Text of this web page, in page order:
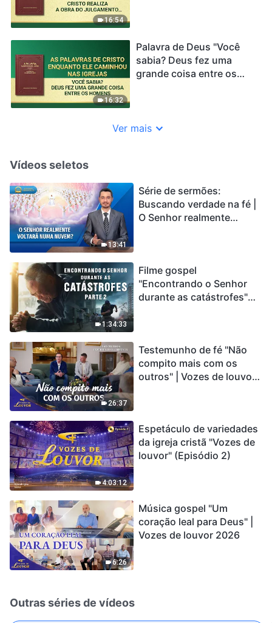
16:54
16:32
Palavra de Deus "Você
sabia? Deus fez uma
grande coisa entre os
Ver mais
Vídeos seletos
13:41
Série de sermões:
Buscando verdade na fé |
O Senhor realmente
1:34:33
Filme gospel
"Encontrando o Senhor
durante as catástrofes"
catástrofes ccontecem, a
humanidade está
entrando em contagem
26:37
Testemunho de fé "Não
compito mais com os
outros" | Vozes de louvor
4:03:12
Espetáculo de variedades
da igreja cristã "Vozes de
louvor" (Episódio 2)
6:26
Música gospel "Um
coração leal para Deus" |
Vozes de louvor 2026
Outras séries de vídeos